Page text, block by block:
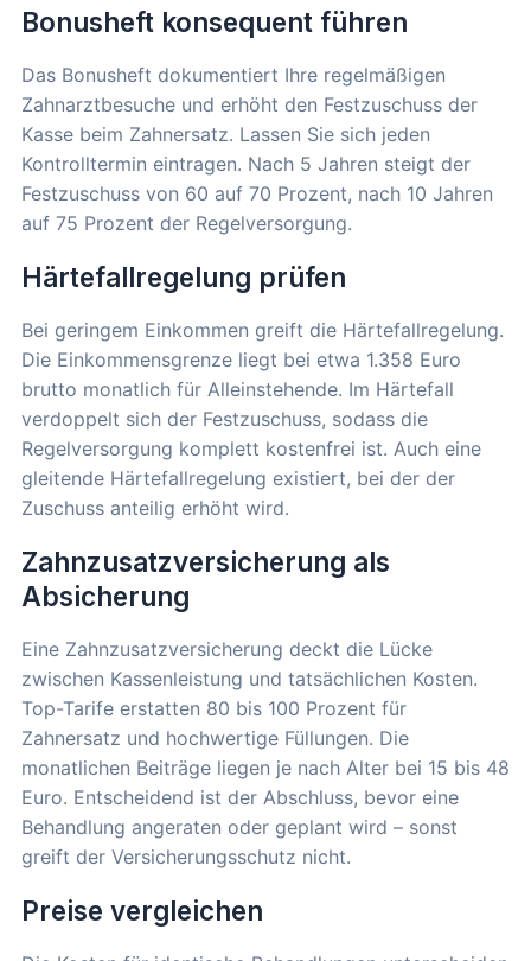
Bonusheft konsequent führen
Das Bonusheft dokumentiert Ihre regelmäßigen
Zahnarztbesuche und erhöht den Festzuschuss der
Kasse beim Zahnersatz. Lassen Sie sich jeden
Kontrolltermin eintragen. Nach 5 Jahren steigt der
Festzuschuss von 60 auf 70 Prozent, nach 10 Jahren
auf 75 Prozent der Regelversorgung.
Härtefallregelung prüfen
Bei geringem Einkommen greift die Härtefallregelung.
Die Einkommensgrenze liegt bei etwa 1.358 Euro
brutto monatlich für Alleinstehende. Im Härtefall
verdoppelt sich der Festzuschuss, sodass die
Regelversorgung komplett kostenfrei ist. Auch eine
gleitende Härtefallregelung existiert, bei der der
Zuschuss anteilig erhöht wird.
Zahnzusatzversicherung als
Absicherung
Eine Zahnzusatzversicherung deckt die Lücke
zwischen Kassenleistung und tatsächlichen Kosten.
Top-Tarife erstatten 80 bis 100 Prozent für
Zahnersatz und hochwertige Füllungen. Die
monatlichen Beiträge liegen je nach Alter bei 15 bis 48
Euro. Entscheidend ist der Abschluss, bevor eine
Behandlung angeraten oder geplant wird – sonst
greift der Versicherungsschutz nicht.
Preise vergleichen